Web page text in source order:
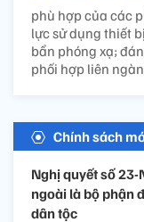
phù hợp của các
lực sử dụng thiết
bẩn phóng xạ;
phối hợp liên
Chính sách
Nghị quyết số
ngoài là bộ phận
dân tộc